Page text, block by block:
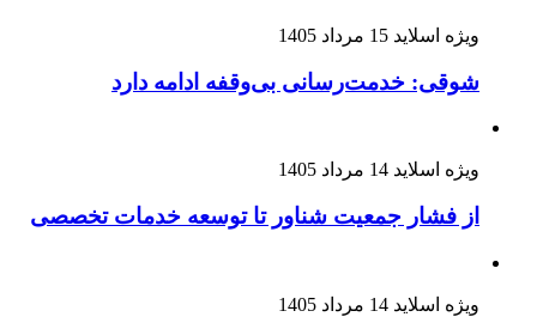
ویژه اسلاید 15 مرداد 1405
شوقی: خدمت‌رسانی بی‌وقفه ادامه دارد
ویژه اسلاید 14 مرداد 1405
از فشار جمعیت شناور تا توسعه خدمات تخصصی
ویژه اسلاید 14 مرداد 1405